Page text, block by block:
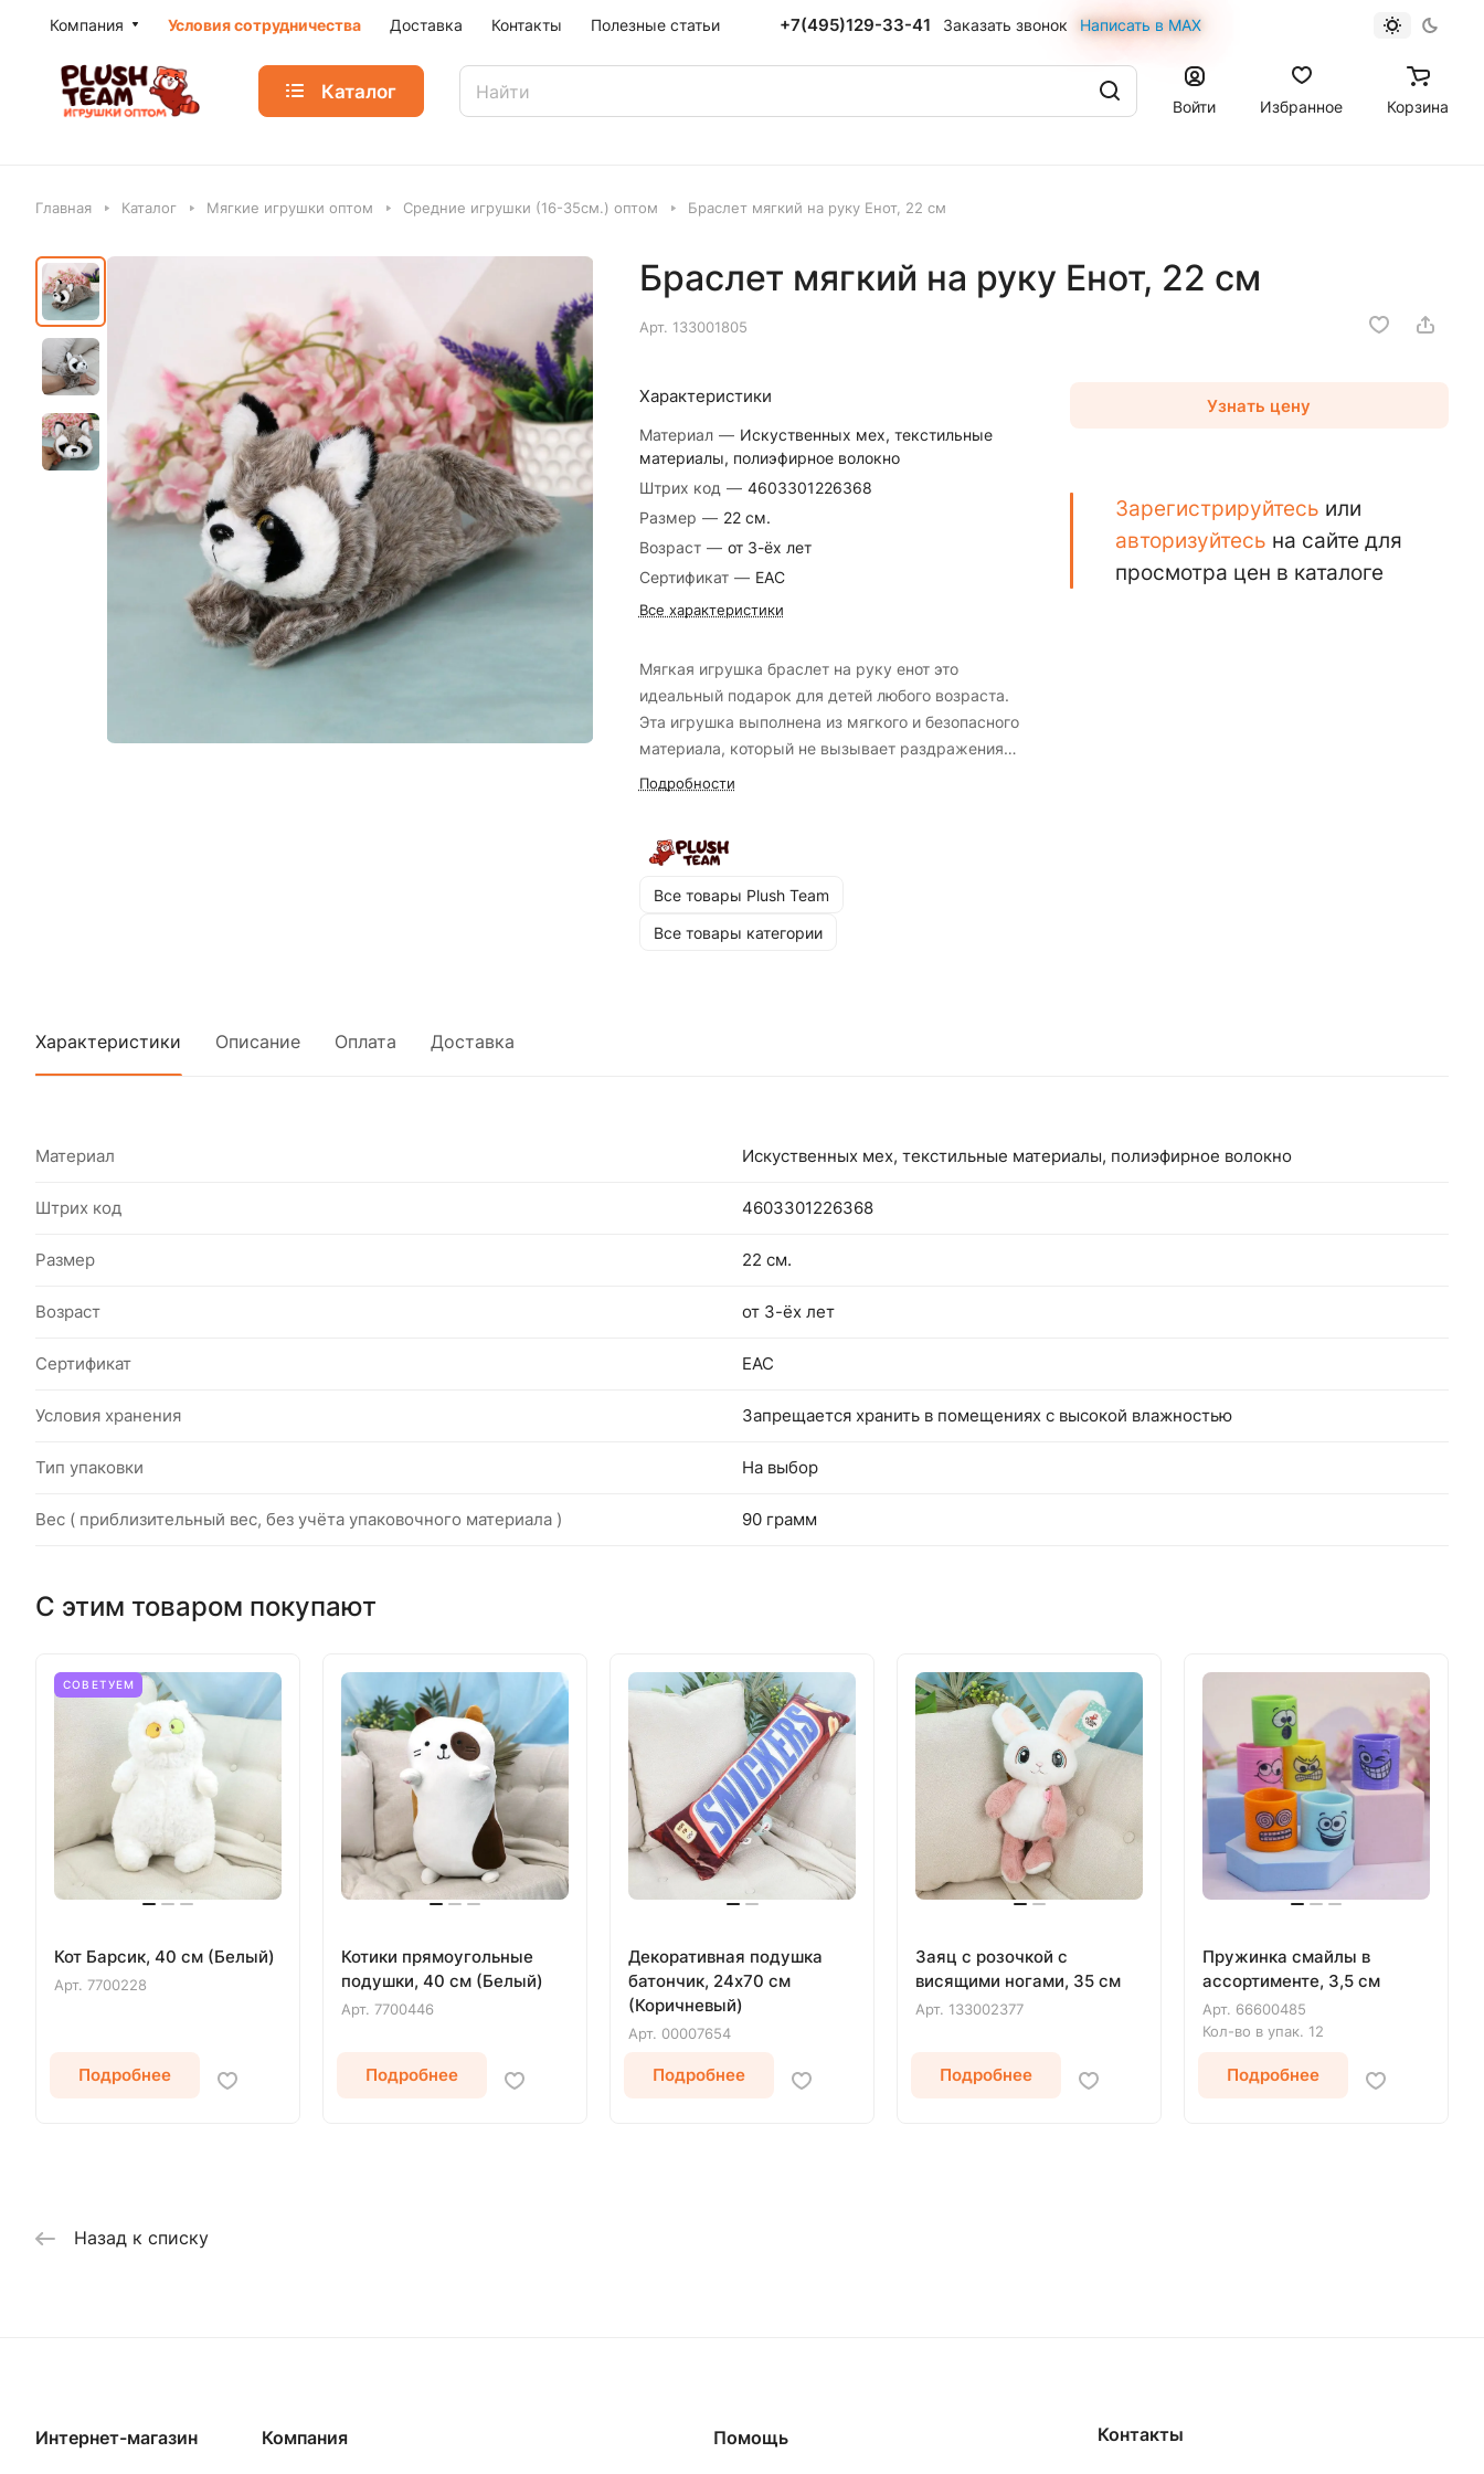
Компания Условия сотрудничества Доставка Контакты Полезные статьи +7(495)129-33-41 Заказать звонок Написать в MAX
Каталог
Войти Избранное Корзина
Главная Каталог Мягкие игрушки оптом Средние игрушки (16-35см.) оптом Браслет мягкий на руку Енот, 22 см
Браслет мягкий на руку Енот, 22 см
Арт. 133001805
Характеристики
Материал — Искуственных мех, текстильные
материалы, полиэфирное волокно
Штрих код — 4603301226368
Размер — 22 см.
Возраст — от 3-ёх лет
Сертификат — EAC
Все характеристики
Мягкая игрушка браслет на руку енот это
идеальный подарок для детей любого возраста.
Эта игрушка выполнена из мягкого и безопасного
материала, который не вызывает раздражения
кожи и не содержит вредных веществ. Енот
сна. Благодаря удобному браслету на руку,
обеспечивая безопасность и удобство
использования. Сочетание ярких цветов и
Подробности
Все товары Plush Team
Все товары категории
Узнать цену
Зарегистрируйтесь или
авторизуйтесь на сайте для
просмотра цен в каталоге
Характеристики Описание Оплата Доставка
Материал Искуственных мех, текстильные материалы, полиэфирное волокно
Штрих код 4603301226368
Размер 22 см.
Возраст от 3-ёх лет
Сертификат EAC
Условия хранения Запрещается хранить в помещениях с высокой влажностью
Тип упаковки На выбор
Вес ( приблизительный вес, без учёта упаковочного материала ) 90 грамм
С этим товаром покупают
СОВЕТУЕМ
Кот Барсик, 40 см (Белый)
Арт. 7700228
Подробнее
Котики прямоугольные
подушки, 40 см (Белый)
Арт. 7700446
Подробнее
Декоративная подушка
батончик, 24х70 см
(Коричневый)
Арт. 00007654
Подробнее
Заяц с розочкой с
висящими ногами, 35 см
Арт. 133002377
Подробнее
Пружинка смайлы в
ассортименте, 3,5 см
Арт. 66600485
Кол-во в упак. 12
Подробнее
Назад к списку
Интернет-магазин Компания Помощь Контакты